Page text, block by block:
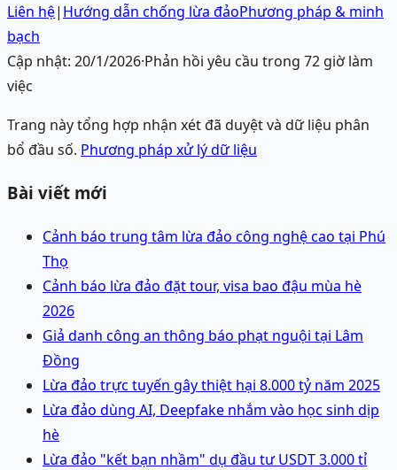
Liên hệ| Hướng dẫn chống lừa đảoPhương pháp & minh
bạch
Cập nhật: 20/1/2026·Phản hồi yêu cầu trong 72 giờ làm
việc
Trang này tổng hợp nhận xét đã duyệt và dữ liệu phân
bổ đầu số. Phương pháp xử lý dữ liệu
Bài viết mới
Cảnh báo trung tâm lừa đảo công nghệ cao tại Phú
Thọ
Cảnh báo lừa đảo đặt tour, visa bao đậu mùa hè
2026
Giả danh công an thông báo phạt nguội tại Lâm
Đồng
Lừa đảo trực tuyến gây thiệt hại 8.000 tỷ năm 2025
Lừa đảo dùng AI, Deepfake nhắm vào học sinh dịp
hè
Lừa đảo "kết bạn nhầm" dụ đầu tư USDT 3.000 tỉ